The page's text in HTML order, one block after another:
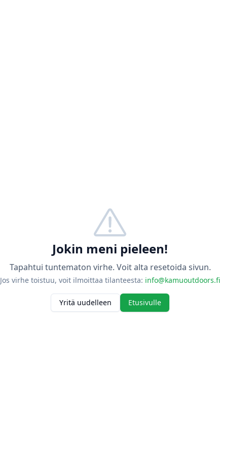
Jokin meni pieleen!
Tapahtui tuntematon virhe. Voit alta resetoida sivun.
Jos virhe toistuu, voit ilmoittaa tilanteesta: info@kamuoutdoors.fi
Yritä uudelleen Etusivulle